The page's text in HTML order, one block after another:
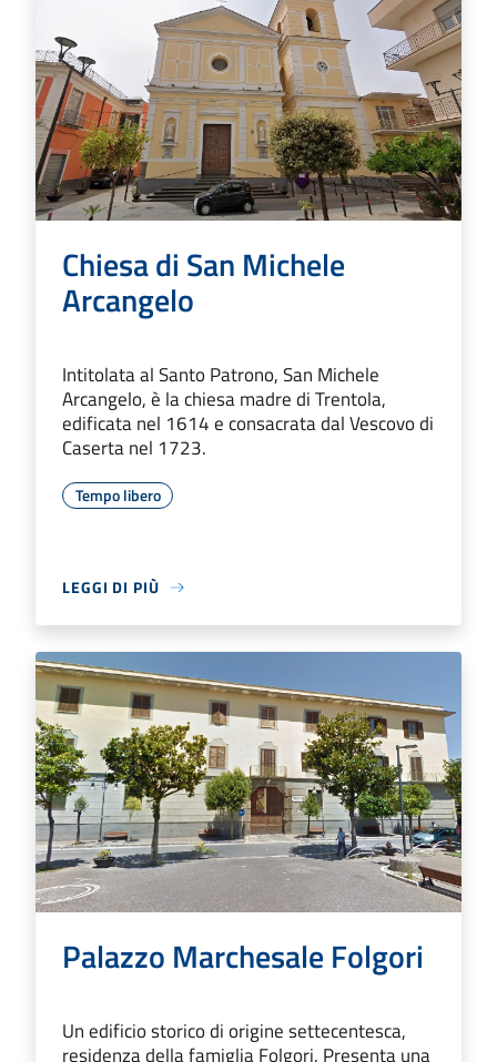
Chiesa di San Michele
Arcangelo
Intitolata al Santo Patrono, San Michele
Arcangelo, è la chiesa madre di Trentola,
edificata nel 1614 e consacrata dal Vescovo di
Caserta nel 1723.
Tempo libero
LEGGI DI PIÙ
Palazzo Marchesale Folgori
Un edificio storico di origine settecentesca,
residenza della famiglia Folgori. Presenta una